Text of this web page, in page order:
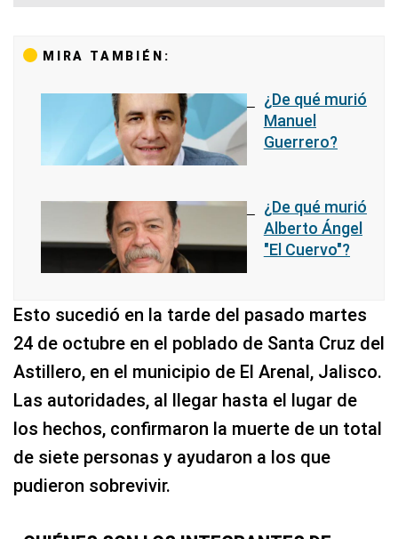
MIRA TAMBIÉN:
¿De qué murió
Manuel
Guerrero?
¿De qué murió
Alberto Ángel
"El Cuervo"?
Esto sucedió en la tarde del pasado martes
24 de octubre en el poblado de Santa Cruz del
Astillero, en el municipio de El Arenal, Jalisco.
Las autoridades, al llegar hasta el lugar de
los hechos, confirmaron la muerte de un total
de siete personas y ayudaron a los que
pudieron sobrevivir.